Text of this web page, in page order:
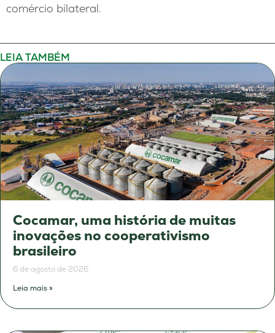
comércio bilateral.
LEIA TAMBÉM
Cocamar, uma história de muitas
inovações no cooperativismo
brasileiro
6 de agosto de 2026
Leia mais »